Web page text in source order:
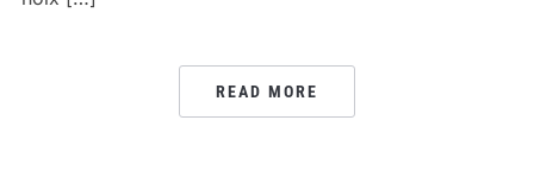
READ MORE